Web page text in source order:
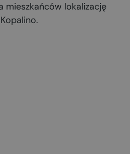
mieszkańców lokalizację